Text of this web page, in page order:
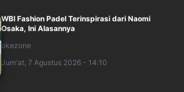
WBI Fashion Padel Terinspirasi dari Naomi
Osaka, Ini Alasannya
okezone
Jum'at, 7 Agustus 2026 - 14:10